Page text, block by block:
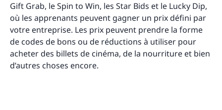
Gift Grab, le Spin to Win, les Star Bids et le Lucky Dip,
où les apprenants peuvent gagner un prix défini par
votre entreprise. Les prix peuvent prendre la forme
de codes de bons ou de réductions à utiliser pour
acheter des billets de cinéma, de la nourriture et bien
d’autres choses encore.